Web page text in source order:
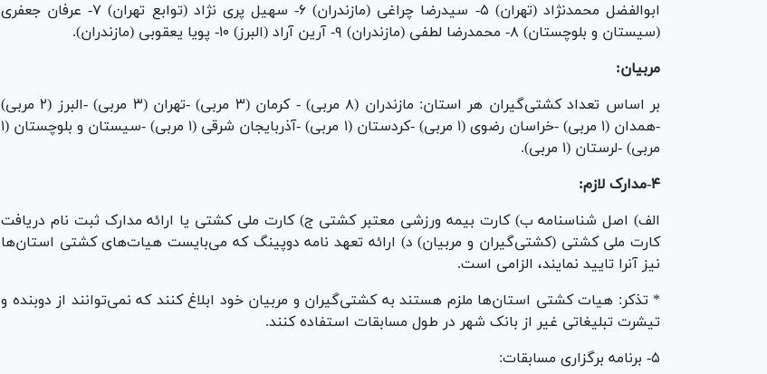
ابوالفضل محمدنژاد (تهران) ۵- سیدرضا چراغی (مازندران) ۶- سهیل پری نژاد (توابع تهران) ۷- عرفان جعفری
(سیستان و بلوچستان) ۸- محمدرضا لطفی (مازندران) ۹- آرین آراد (البرز) ۱۰- پویا یعقوبی (مازندران).
مربیان:
بر اساس تعداد کشتی‌گیران هر استان: مازندران (۸ مربی) - کرمان (۳ مربی) -تهران (۳ مربی) -البرز (۲ مربی)
-همدان (۱ مربی) -خراسان رضوی (۱ مربی) -کردستان (۱ مربی) -آذربایجان شرقی (۱ مربی) -سیستان و بلوچستان (۱
مربی) -لرستان (۱ مربی).
۴-مدارک لازم:
الف) اصل شناسنامه ب) کارت بیمه ورزشی معتبر کشتی ج) کارت ملی کشتی یا ارائه مدارک ثبت نام دریافت
کارت ملی کشتی (کشتی‌گیران و مربیان) د) ارائه تعهد نامه دوپینگ که می‌بایست هیات‌های کشتی استان‌ها
نیز آنرا تایید نمایند، الزامی است.
* تذکر: هیات کشتی استان‌ها ملزم هستند به کشتی‌گیران و مربیان خود ابلاغ کنند که نمی‌توانند از دوبنده و
تیشرت تبلیغاتی غیر از بانک شهر در طول مسابقات استفاده کنند.
۵- برنامه برگزاری مسابقات: